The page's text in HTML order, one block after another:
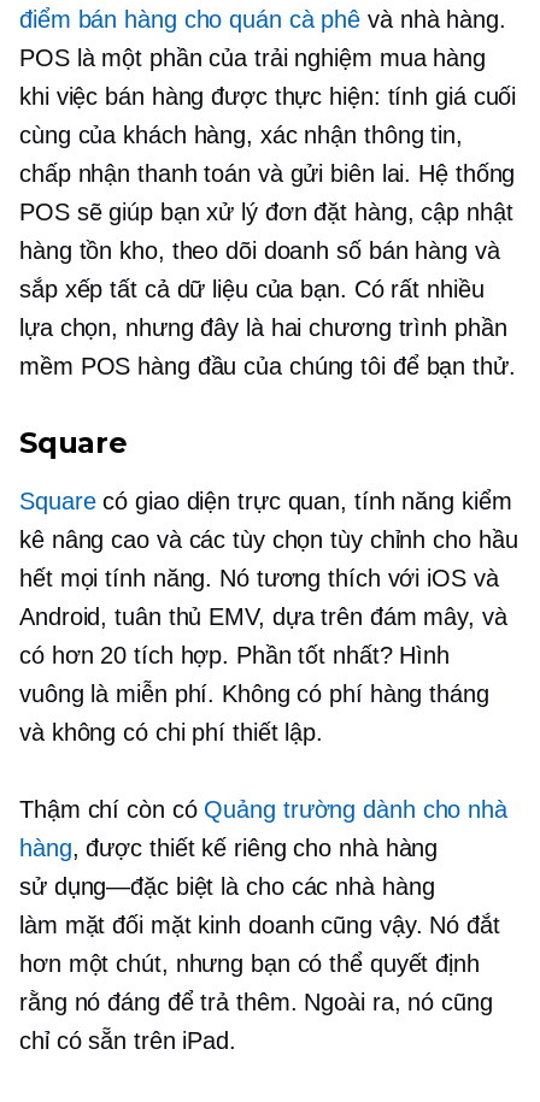
điểm bán hàng cho quán cà phê và nhà hàng.
POS là một phần của trải nghiệm mua hàng
khi việc bán hàng được thực hiện: tính giá cuối
cùng của khách hàng, xác nhận thông tin,
chấp nhận thanh toán và gửi biên lai. Hệ thống
POS sẽ giúp bạn xử lý đơn đặt hàng, cập nhật
hàng tồn kho, theo dõi doanh số bán hàng và
sắp xếp tất cả dữ liệu của bạn. Có rất nhiều
lựa chọn, nhưng đây là hai chương trình phần
mềm POS hàng đầu của chúng tôi để bạn thử.
Square
Squarecó giao diện trực quan, tính năng kiểm
kê nâng cao và các tùy chọn tùy chỉnh cho hầu
hết mọi tính năng. Nó tương thích với iOS và
Android, tuân thủ EMV, dựa trên đám mây, và
có hơn 20 tích hợp. Phần tốt nhất? Hình
vuông là miễn phí. Không có phí hàng tháng
và không có chi phí thiết lập.
Thậm chí còn có Quảng trường dành cho nhà
hàng, được thiết kế riêng cho nhà hàng
sử dụng—đặc biệt là cho các nhà hàng
làm mặt đối mặtkinh doanh cũng vậy. Nó đắt
hơn một chút, nhưng bạn có thể quyết định
rằng nó đáng để trả thêm. Ngoài ra, nó cũng
chỉ có sẵn trên iPad.